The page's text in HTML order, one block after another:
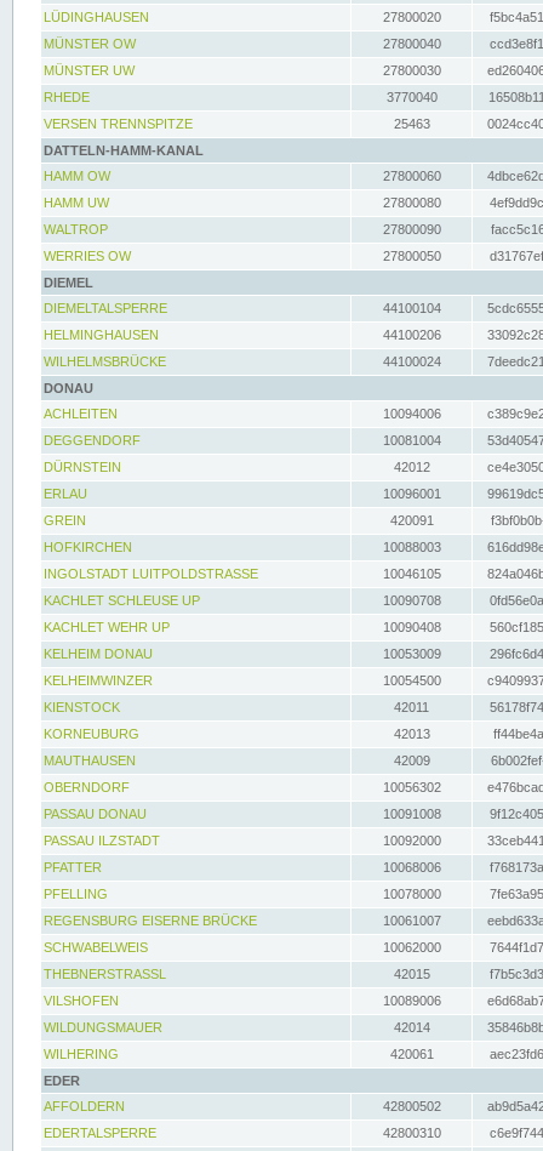
LÜDINGHAUSEN
27800020
MÜNSTER OW
27800040
MÜNSTER UW
27800030
RHEDE
3770040
VERSEN TRENNSPITZE
25463
DATTELN-HAMM-KANAL
HAMM OW
27800060
HAMM UW
27800080
WALTROP
27800090
WERRIES OW
27800050
DIEMEL
DIEMELTALSPERRE
44100104
HELMINGHAUSEN
44100206
WILHELMSBRÜCKE
44100024
DONAU
ACHLEITEN
10094006
DEGGENDORF
10081004
DÜRNSTEIN
42012
ERLAU
10096001
GREIN
420091
HOFKIRCHEN
10088003
INGOLSTADT LUITPOLDSTRASSE
10046105
KACHLET SCHLEUSE UP
10090708
KACHLET WEHR UP
10090408
KELHEIM DONAU
10053009
KELHEIMWINZER
10054500
KIENSTOCK
42011
KORNEUBURG
42013
MAUTHAUSEN
42009
OBERNDORF
10056302
PASSAU DONAU
10091008
PASSAU ILZSTADT
10092000
PFATTER
10068006
PFELLING
10078000
REGENSBURG EISERNE BRÜCKE
10061007
SCHWABELWEIS
10062000
THEBNERSTRASSL
42015
VILSHOFEN
10089006
WILDUNGSMAUER
42014
WILHERING
420061
EDER
AFFOLDERN
42800502
EDERTALSPERRE
42800310